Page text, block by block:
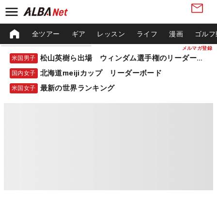
メルマガ登録
全ツアー ギア レッスン ライフ 漫画 ゴル
米国男子 松山英樹ら出場 ウィンダム選手権のリーダーボード
国内女子 北海道meijiカップ リーダーボード
米国女子 最新の世界ランキング